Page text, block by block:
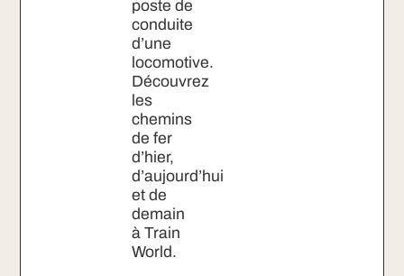
poste de
conduite
d’une
locomotive.
Découvrez
les
chemins
de fer
d’hier,
d’aujourd’hui
et de
demain
à Train
World.